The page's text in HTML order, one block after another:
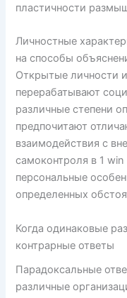
пластичности
Личностные
на способы
Открытые личности
перерабатывают
различные степени
предпочитают
взаимодействия с
самоконтроля в 1
персональные
определенных
Когда одинаковые
контрарные ответы
Парадоксальные
различные